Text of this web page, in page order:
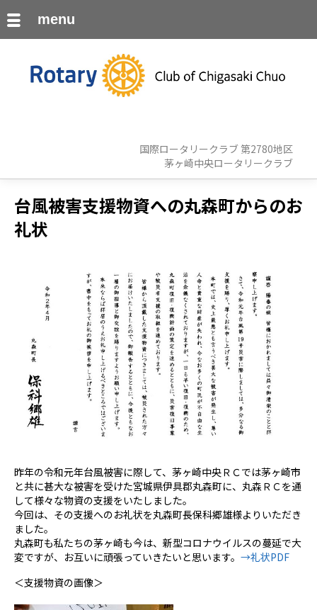
国際ロータリークラブ 第2780地区
茅ヶ崎中央ロータリークラブ
台風被害支援物資への丸森町からのお
礼状
昨年の令和元年台風被害に際して、茅ヶ崎中央ＲＣでは茅ヶ崎市
と共に甚大な被害を受けた宮城県伊具郡丸森町に、丸森ＲＣを通
して様々な物資の支援をいたしました。
今回は、その支援へのお礼状を丸森町長保科郷雄様よりいただき
ました。
丸森町も私たちの茅ヶ崎も今は、新型コロナウイルスの蔓延で大
変ですが、お互いに頑張っていきたいと思います。 →礼状PDF
＜支援物資の画像＞
menu